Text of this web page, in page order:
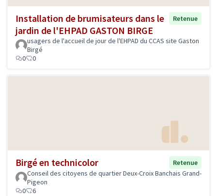
Installation de brumisateurs dans le
jardin de l'EHPAD GASTON BIRGE
Retenue
usagers de l'accueil de jour de l'EHPAD du CCAS site Gaston
Birgé
0
0
Birgé en technicolor
Retenue
Conseil des citoyens de quartier Deux-Croix Banchais Grand-
Pigeon
0
6